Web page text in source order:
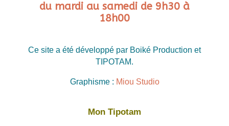
du mardi au samedi de 9h30 à
18h00
Ce site a été développé par Boiké Production et
TIPOTAM.
Graphisme : Miou Studio
Mon Tipotam